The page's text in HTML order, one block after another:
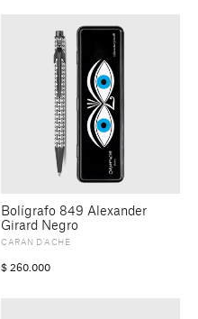
Bolígrafo 849 Alexander
Girard Negro
CARAN D’ACHE
$ 260.000